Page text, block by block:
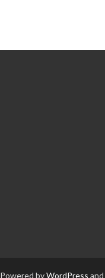
Powered byWordPress and